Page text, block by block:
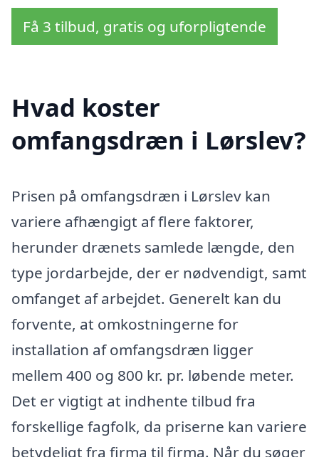
Få 3 tilbud, gratis og uforpligtende
Hvad koster
omfangsdræn i Lørslev?
Prisen på omfangsdræn i Lørslev kan
variere afhængigt af flere faktorer,
herunder drænets samlede længde, den
type jordarbejde, der er nødvendigt, samt
omfanget af arbejdet. Generelt kan du
forvente, at omkostningerne for
installation af omfangsdræn ligger
mellem 400 og 800 kr. pr. løbende meter.
Det er vigtigt at indhente tilbud fra
forskellige fagfolk, da priserne kan variere
betydeligt fra firma til firma. Når du søger